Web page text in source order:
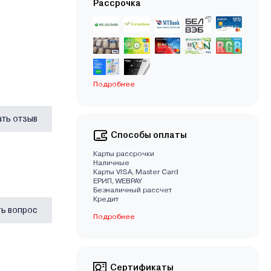
отзыв
вопрос
Рассрочка
Подробнее
Способы оплаты
Карты рассрочки
Наличные
Карты VISA, Master Card
EРИП, WEBPAY
Безналичный рассчет
Кредит
Подробнее
Сертификаты